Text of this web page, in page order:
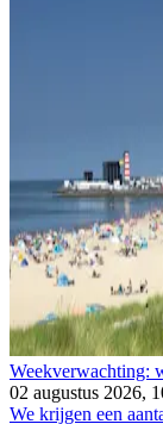
Weekverwachting:
02 augustus 2026,
We krijgen een